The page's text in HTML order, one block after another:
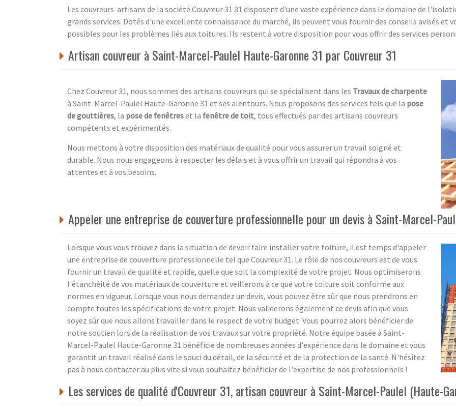
Les couvreurs-artisans de la société Couvreur 31 31 disposent d'une vaste expérience dans le domaine de
grands services. Dotés d'une excellente connaissance du marché, ils peuvent vous fournir des conseils avisés
possibles pour les problèmes liés aux toitures. Ils restent à votre disposition pour vous offrir des services
Artisan couvreur à Saint-Marcel-Paulel Haute-Garonne 31 par Couvreur 31
Chez Couvreur 31, nous sommes des artisans couvreurs qui se spécialisent dans les Travaux de charpente
à Saint-Marcel-Paulel Haute-Garonne 31 et ses alentours. Nous proposons des services tels que la pose
de gouttières, la pose de fenêtreset la fenêtre de toit, tous effectués par des artisans couvreurs
compétents et expérimentés.
Nous mettons à votre disposition des matériaux de qualité pour vous assurer un travail soigné et
durable. Nous nous engageons à respecter les délais et à vous offrir un travail qui répondra à vos
attentes et à vos besoins.
Appeler une entreprise de couverture professionnelle pour un devis à Saint-Marcel-
Lorsque vous vous trouvez dans la situation de devoir faire installer votre toiture, il est temps d'appeler
une entreprise de couverture professionnelle tel que Couvreur 31. Le rôle de nos couvreurs est de vous
fournir un travail de qualité et rapide, quelle que soit la complexité de votre projet. Nous optimiserons
l'étanchéité de vos matériaux de couverture et veillerons à ce que votre toiture soit conforme aux
normes en vigueur. Lorsque vous nous demandez un devis, vous pouvez être sûr que nous prendrons en
compte toutes les spécifications de votre projet. Nous validerons également ce devis afin que vous
soyez sûr que nous allons travailler dans le respect de votre budget. Vous pourrez alors bénéficier de
notre soutien lors de la réalisation de vos travaux sur votre propriété. Notre équipe basée à Saint-
Marcel-Paulel Haute-Garonne 31 bénéficie de nombreuses années d'expérience dans le domaine et vous
garantit un travail réalisé dans le souci du détail, de la sécurité et de la protection de la santé. N'hésitez
pas à nous contacter au plus vite si vous souhaitez bénéficier de l'expertise de nos professionnels !
Les services de qualité d'Couvreur 31, artisan couvreur à Saint-Marcel-Paulel (Haute-